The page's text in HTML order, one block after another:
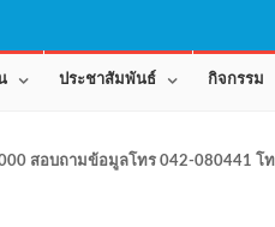
ประชาสัมพันธ์ กิจกรรม
สอบถามข้อมูลโทร 042-080441 โ